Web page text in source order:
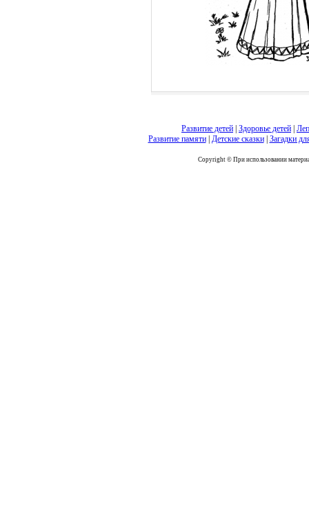
Развитие детей Здоровье детей
Развитие памяти| Детские сказки| Загадки
Copyright © При использовании